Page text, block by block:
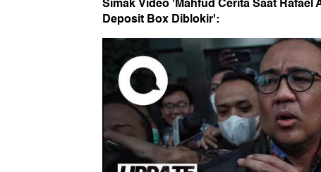
Deposit Box Diblokir':